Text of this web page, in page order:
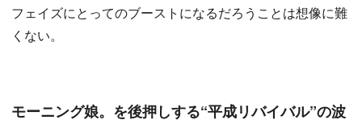
フェイズにとってのブーストになるだろうことは想像に難
くない。
モーニング娘。を後押しする“平成リバイバル”の波